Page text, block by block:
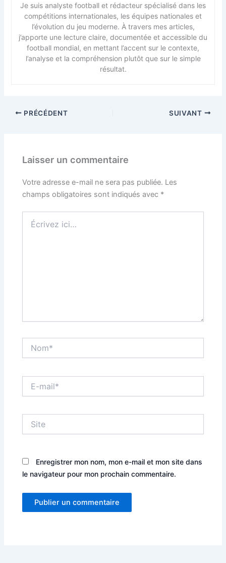
Je suis analyste football et rédacteur spécialisé dans les
compétitions internationales, les équipes nationales et
l’évolution du jeu moderne. À travers mes articles,
j’apporte une lecture claire, documentée et accessible du
football mondial, en mettant l’accent sur le contexte,
l’analyse et la compréhension plutôt que sur le simple
résultat.
PRÉCÉDENT SUIVANT
Laisser un commentaire
Votre adresse e-mail ne sera pas publiée. Les
champs obligatoires sont indiqués avec *
ici…
mail*
Enregistrer mon nom, mon e-mail et mon site dans
le navigateur pour mon prochain commentaire.